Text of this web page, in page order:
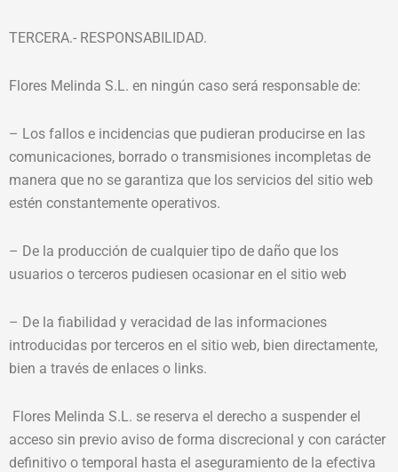
TERCERA.- RESPONSABILIDAD.
Flores Melinda S.L. en ningún caso será responsable de:
– Los fallos e incidencias que pudieran producirse en las
comunicaciones, borrado o transmisiones incompletas de
manera que no se garantiza que los servicios del sitio web
estén constantemente operativos.
– De la producción de cualquier tipo de daño que los
usuarios o terceros pudiesen ocasionar en el sitio web
– De la fiabilidad y veracidad de las informaciones
introducidas por terceros en el sitio web, bien directamente,
bien a través de enlaces o links.
Flores Melinda S.L. se reserva el derecho a suspender el
acceso sin previo aviso de forma discrecional y con carácter
definitivo o temporal hasta el aseguramiento de la efectiva